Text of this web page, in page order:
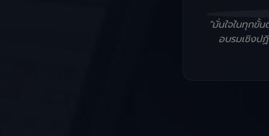
"มั่นใจในทุกขั้
อบรมเชิงป